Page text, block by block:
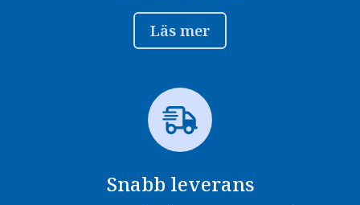
Läs mer
Snabb leverans